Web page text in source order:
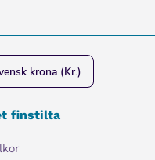
krona (Kr.)
finstilta